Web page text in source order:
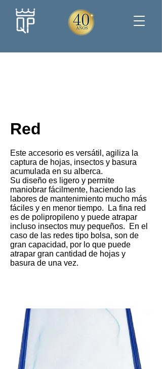
Red
Este accesorio es versátil, agiliza la
captura de hojas, insectos y basura
acumulada en su alberca.
Su diseño es ligero y permite
maniobrar fácilmente, haciendo las
labores de mantenimiento mucho más
fáciles y en menor tiempo. La fina red
es de polipropileno y puede atrapar
incluso insectos muy pequeños. En el
caso de las redes tipo bolsa, son de
gran capacidad, por lo que puede
atrapar gran cantidad de hojas y
basura de una vez.